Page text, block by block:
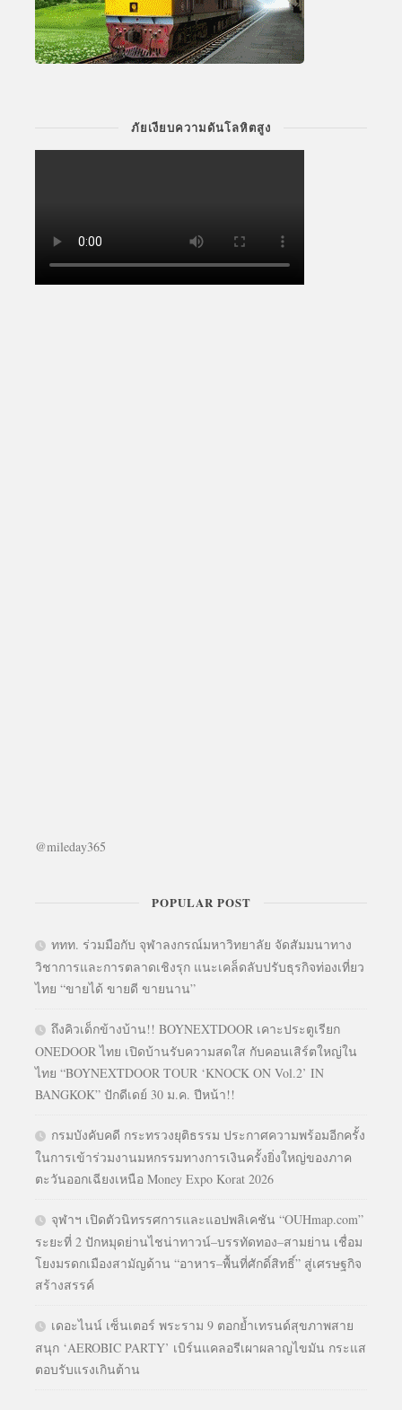
ภัยเงียบความดันโลหิตสูง
@mileday365
POPULAR POST
ททท. ร่วมมือกับ จุฬาลงกรณ์มหาวิทยาลัย จัดสัมมนาทาง
วิชาการและการตลาดเชิงรุก แนะเคล็ดลับปรับธุรกิจท่องเที่ยว
ไทย “ขายได้ ขายดี ขายนาน”
ถึงคิวเด็กข้างบ้าน!! BOYNEXTDOOR เคาะประตูเรียก
ONEDOOR ไทย เปิดบ้านรับความสดใส กับคอนเสิร์ตใหญ่ใน
ไทย “BOYNEXTDOOR TOUR ‘KNOCK ON Vol.2’ IN
BANGKOK” ปักดีเดย์ 30 ม.ค. ปีหน้า!!
กรมบังคับคดี กระทรวงยุติธรรม ประกาศความพร้อมอีกครั้ง
ในการเข้าร่วมงานมหกรรมทางการเงินครั้งยิ่งใหญ่ของภาค
ตะวันออกเฉียงเหนือ Money Expo Korat 2026
จุฬาฯ เปิดตัวนิทรรศการและแอปพลิเคชัน “OUHmap.com”
ระยะที่ 2 ปักหมุดย่านไชน่าทาวน์–บรรทัดทอง–สามย่าน เชื่อม
โยงมรดกเมืองสามัญด้าน “อาหาร–พื้นที่ศักดิ์สิทธิ์” สู่เศรษฐกิจ
สร้างสรรค์
เดอะไนน์ เซ็นเตอร์ พระราม 9 ตอกย้ำเทรนด์สุขภาพสาย
สนุก ‘AEROBIC PARTY’ เบิร์นแคลอรีเผาผลาญไขมัน กระแส
ตอบรับแรงเกินต้าน